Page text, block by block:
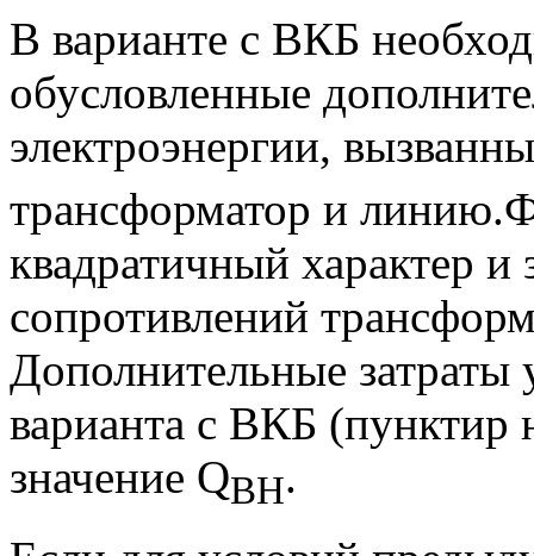
В варианте с ВКБ
обусловленные
электроэнергии,
трансформатор и
квадратичный характер и
сопротивлений
Дополнительные затраты
варианта с ВКБ (пунктир
значение QВН.